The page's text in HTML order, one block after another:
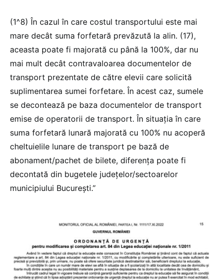
(1^8) În cazul în care costul transportului este mai
mare decât suma forfetară prevăzută la alin. (17),
aceasta poate fi majorată cu până la 100%, dar nu
mai mult decât contravaloarea documentelor de
transport prezentate de către elevii care solicită
suplimentarea sumei forfetare. În acest caz, sumele
se decontează pe baza documentelor de transport
emise de operatorii de transport. În situația în care
suma forfetară lunară majorată cu 100% nu acoperă
cheltuielile lunare de transport pe bază de
abonament/pachet de bilete, diferența poate fi
decontată din bugetele județelor/sectoarelor
municipiului București.”